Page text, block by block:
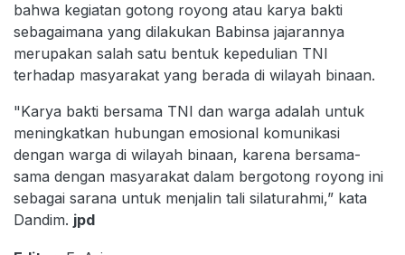
bahwa kegiatan gotong royong atau karya bakti
sebagaimana yang dilakukan Babinsa jajarannya
merupakan salah satu bentuk kepedulian TNI
terhadap masyarakat yang berada di wilayah binaan.
"Karya bakti bersama TNI dan warga adalah untuk
meningkatkan hubungan emosional komunikasi
dengan warga di wilayah binaan, karena bersama-
sama dengan masyarakat dalam bergotong royong ini
sebagai sarana untuk menjalin tali silaturahmi,” kata
Dandim. jpd